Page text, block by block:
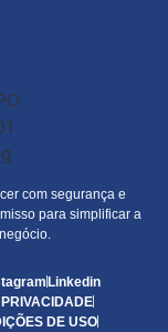
com segurança e
para simplificar a
Linkedin
DE USO